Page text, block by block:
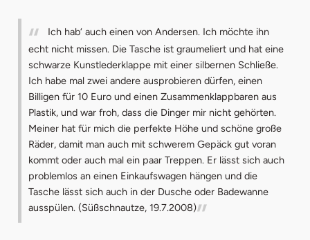
Ich hab‘ auch einen von Andersen. Ich möchte ihn
echt nicht missen. Die Tasche ist graumeliert und hat eine
schwarze Kunstlederklappe mit einer silbernen Schließe.
Ich habe mal zwei andere ausprobieren dürfen, einen
Billigen für 10 Euro und einen Zusammenklappbaren aus
Plastik, und war froh, dass die Dinger mir nicht gehörten.
Meiner hat für mich die perfekte Höhe und schöne große
Räder, damit man auch mit schwerem Gepäck gut voran
kommt oder auch mal ein paar Treppen. Er lässt sich auch
problemlos an einen Einkaufswagen hängen und die
Tasche lässt sich auch in der Dusche oder Badewanne
ausspülen. (Süßschnautze, 19.7.2008)